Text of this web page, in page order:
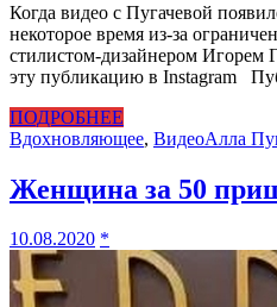
Когда видео с Пугачевой
некоторое время из-за
стилистом-дизайнером Игорем
эту публикацию в Instagram
ПОДРОБНЕЕ
Вдохновляющее, ВидеоАлла
Женщина за 50
10.08.2020 *